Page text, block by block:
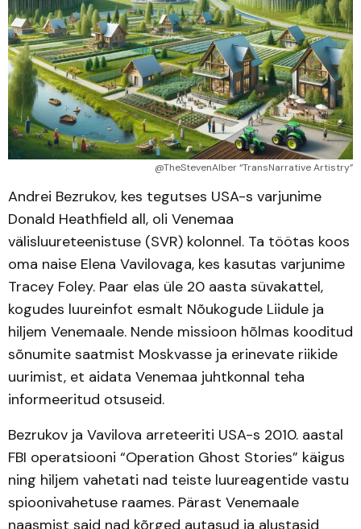
@TheStevenAlber “TransNarrative Artistry”
Andrei Bezrukov, kes tegutses USA-s varjunime
Donald Heathfield all, oli Venemaa
välisluureteenistuse (SVR) kolonnel. Ta töötas koos
oma naise Elena Vavilovaga, kes kasutas varjunime
Tracey Foley. Paar elas üle 20 aasta süvakattel,
kogudes luureinfot esmalt Nõukogude Liidule ja
hiljem Venemaale. Nende missioon hõlmas kooditud
sõnumite saatmist Moskvasse ja erinevate riikide
uurimist, et aidata Venemaa juhtkonnal teha
informeeritud otsuseid.
Bezrukov ja Vavilova arreteeriti USA-s 2010. aastal
FBI operatsiooni “Operation Ghost Stories” käigus
ning hiljem vahetati nad teiste luureagentide vastu
spioonivahetuse raames. Pärast Venemaale
naasmist said nad kõrged autasud ja alustasid